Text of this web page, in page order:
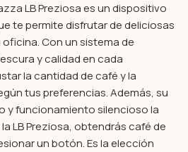
LB Preziosa es un dispositivo
te permite disfrutar de deliciosas
Con un sistema de
y calidad en cada
la cantidad de café y la
tus preferencias. Además, su
y funcionamiento silencioso la
LB Preziosa, obtendrás café de
un botón. Es la elección